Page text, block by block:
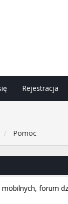
Rejestracja
Pomoc
forum